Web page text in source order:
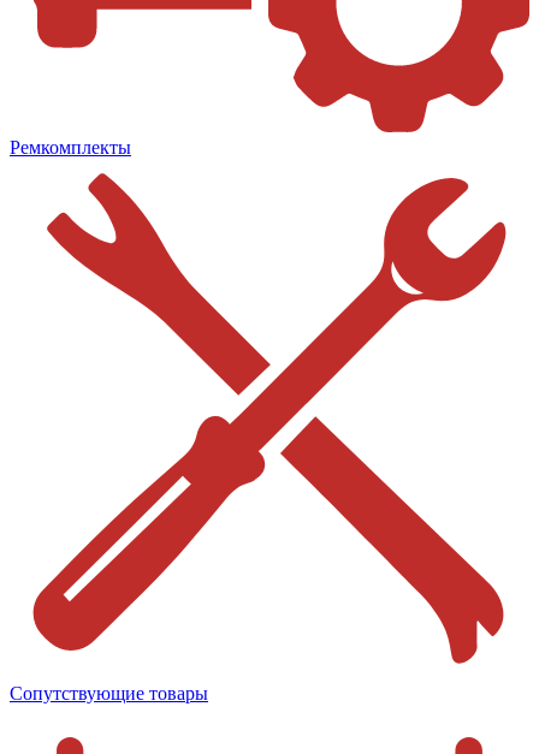
Ремкомплекты
Сопутствующие товары